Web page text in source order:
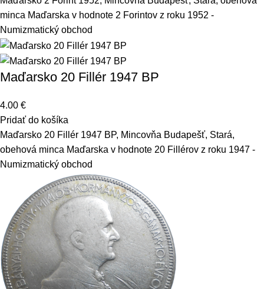
minca Maďarska v hodnote 2 Forintov z roku 1952 -
Numizmatický obchod
Maďarsko 20 Fillér 1947 BP
4.00 €
Pridať do košíka
Maďarsko 20 Fillér 1947 BP, Mincovňa Budapešť, Stará,
obehová minca Maďarska v hodnote 20 Fillérov z roku 1947 -
Numizmatický obchod